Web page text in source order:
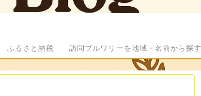
ふるさと納税 訪問ブルワリーを地域・名前から探す